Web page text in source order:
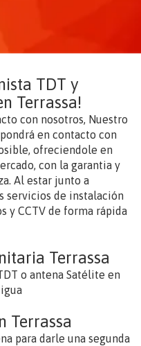
TDT y
Terrassa!
con nosotros, Nuestro
en contacto con
ofreciendole en
con la garantia y
Al estar junto a
servicios de instalación
y CCTV de forma rápida
Terrassa
o antena Satélite en
Terrassa
para darle una segunda